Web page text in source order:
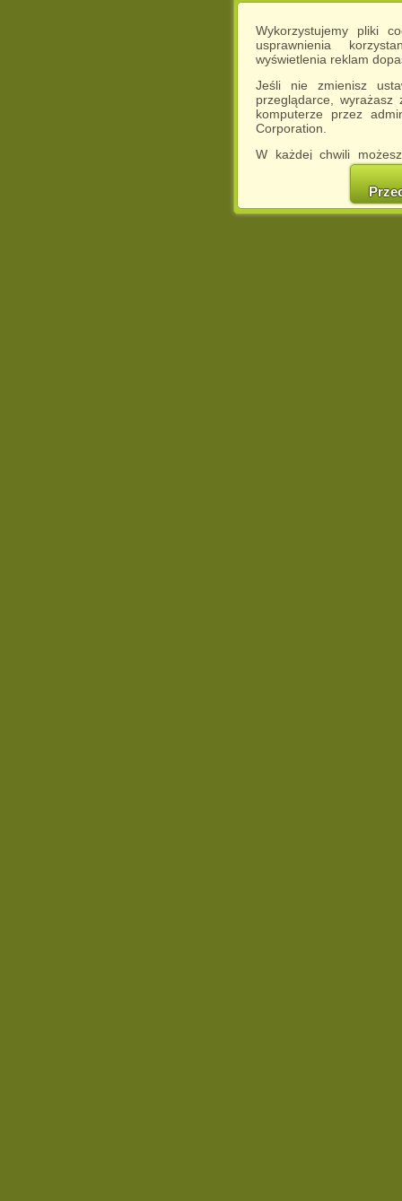
Wykorzystujemy pliki
usprawnienia
wyświetlenia reklam
Jeśli nie zmienisz
przeglądarce,
komputerze przez
Corporation.
W każdej chwili
cookies w swojej
w naszej
http://chomikuj.pl/